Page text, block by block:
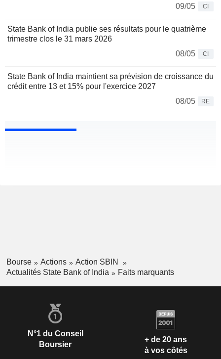
09/05
CI
State Bank of India publie ses résultats pour le quatrième
trimestre clos le 31 mars 2026
08/05
CI
State Bank of India maintient sa prévision de croissance du
crédit entre 13 et 15% pour l'exercice 2027
08/05
RE
Bourse Actions
Action SBIN
Actualités State Bank of India
Faits marquants
N°1 du Conseil
Boursier
+ de 20 ans
à vos côtés